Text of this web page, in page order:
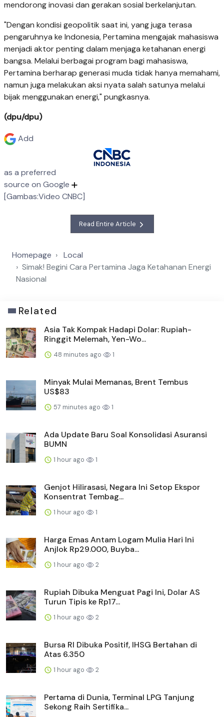
mendorong inovasi dan gerakan sosial berkelanjutan.
"Dengan kondisi geopolitik saat ini, yang juga terasa
pengaruhnya ke Indonesia, Pertamina mengajak mahasiswa
menjadi aktor penting dalam menjaga ketahanan energi
bangsa. Melalui berbagai program bagi mahasiswa,
Pertamina berharap generasi muda tidak hanya memahami,
namun juga melakukan aksi nyata salah satunya melalui
bijak menggunakan energi," pungkasnya.
(dpu/dpu)
Add
as a preferred
source on Google
[Gambas:Video CNBC]
Read Entire Article
Homepage
Local
Simak! Begini Cara Pertamina Jaga Ketahanan Energi
Nasional
Related
Asia Tak Kompak Hadapi Dolar: Rupiah-
Ringgit Melemah, Yen-Wo...
48 minutes ago 1
Minyak Mulai Memanas, Brent Tembus
US$83
57 minutes ago 1
Ada Update Baru Soal Konsolidasi Asuransi
BUMN
1 hour ago 1
Genjot Hilirasasi, Negara Ini Setop Ekspor
Konsentrat Tembag...
1 hour ago 1
Harga Emas Antam Logam Mulia Hari Ini
Anjlok Rp29.000, Buyba...
1 hour ago 2
Rupiah Dibuka Menguat Pagi Ini, Dolar AS
Turun Tipis ke Rp17...
1 hour ago 2
Bursa RI Dibuka Positif, IHSG Bertahan di
Atas 6.350
1 hour ago 2
Pertama di Dunia, Terminal LPG Tanjung
Sekong Raih Sertifika...